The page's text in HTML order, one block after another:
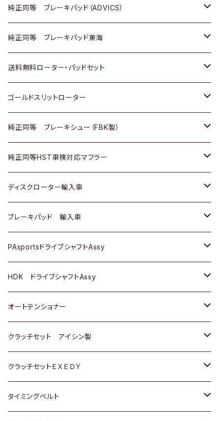
三菱
スバル
日野
三菱ふそう
ＢＭＷ
マツダ
三菱
日野
三菱ふそう
三菱
日野
三菱ふそう
その他
ダイハツ
マツダ
三菱
スバル
日産
いすゞ
ダイハツ
マツダ
三菱
スバル
いすゞ
ダイハツ
マツダ
三菱
ホンダ
スズキ
日産
ダイハツ
マツダ
三菱
スバル
トヨタ
ホンダ
スズキ
日産
いすゞ
ダイハツ
マツダ
三菱
スバル
ＢＥＮＺ
純正同等 ブレーキパッド（ADVICS）
トヨタ
ホンダ
スズキ
日産
ダイハツ
マツダ
三菱
スバル
純正同等 ブレーキパッド東海
トヨタ
ホンダ
日産
いすゞ
ダイハツ
マツダ
三菱
スバル
送料無料ローター・パッドセット
トヨタ
ホンダ
スズキ
日産
ダイハツ
マツダ
三菱
スバル
ゴールドスリットローター
トヨタ
ホンダ
スズキ
日産
ダイハツ
マツダ
三菱
スバル
純正同等 ブレーキシュー（FBK製）
ホンダ
スズキ
日産
ダイハツ
マツダ
三菱
スバル
純正同等HST車検対応マフラー
トヨタ
ホンダ
スズキ
日産
いすゞ
ダイハツ
マツダ
三菱
ディスクローター輸入車
ＡＵＤＩ
ＢＥＮＺ
ＢＭＷ
GOLF
ＷＡＧＥＮ
アストロ（シボレー）
クライスラー
ブレーキパッド 輸入車
ＢＥＮＺ
ＢＭＷ
ＷＡＧＥＮ
ＶＯＬＶＯ
PAsportsドライブシャフトAssy
トヨタ
ホンダ
スズキ
日産
ダイハツ
HDK ドライブシャフトAssy
スズキ
ダイハツ
日産
ホンダ
オートテンショナー
トヨタ
クラッチセット アイシン製
ホンダ
スズキ
クラッチセットＥＸＥＤＹ
ホンダ
タイミングベルト